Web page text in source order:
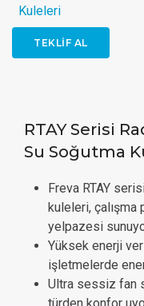
Kuleleri
TEKLIF AL
RTAY Serisi
Su Soğutma
Freva RTAY
kuleleri,
yelpazesi
Yüksek enerji
işletmelerde
Ultra sessiz fan
türden konfor